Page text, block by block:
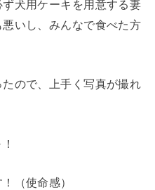
犬用ケーキを用意する妻
いし、みんなで食べた方
ので、上手く写真が撮れ
（使命感）